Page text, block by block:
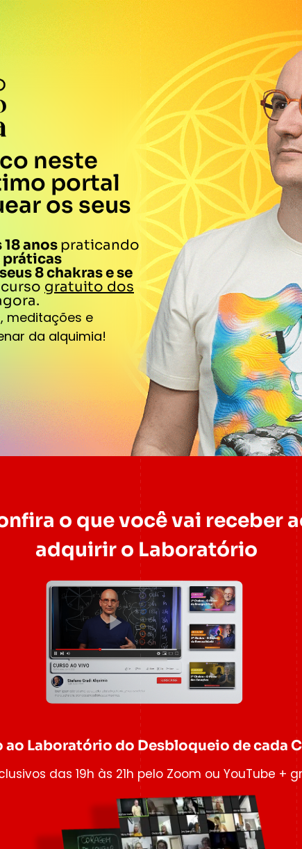
neste
portal
os seus
18 anos praticando
práticas
8 chakras e se
gratuito dos
meditações e
da alquimia!
o que você vai receber
adquirir o Laboratório
ao Laboratório do Desbloqueio de cada
das 19h às 21h pelo Zoom ou YouTube +